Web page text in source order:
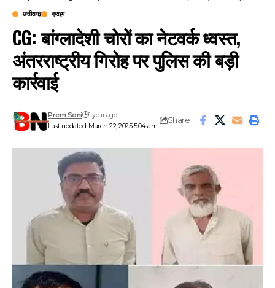
छत्तीसगढ़ क्राइम
CG: बांग्लादेशी चोरों का नेटवर्क ध्वस्त,
अंतरराष्ट्रीय गिरोह पर पुलिस की बड़ी
कार्रवाई
Last updated: March 22, 2025 5:04 am
Prem Soni 1 year ago
Share